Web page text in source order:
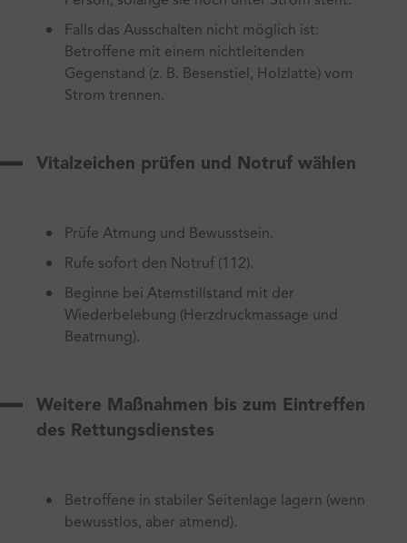
Falls das Ausschalten nicht möglich ist:
Betroffene mit einem nichtleitenden
Gegenstand (z. B. Besenstiel, Holzlatte) vom
Strom trennen.
Vitalzeichen prüfen und Notruf wählen
Prüfe Atmung und Bewusstsein.
Rufe sofort den Notruf (112).
Beginne bei Atemstillstand mit der
Wiederbelebung (Herzdruckmassage und
Beatmung).
Weitere Maßnahmen bis zum Eintreffen
des Rettungsdienstes
Betroffene in stabiler Seitenlage lagern (wenn
bewusstlos, aber atmend).